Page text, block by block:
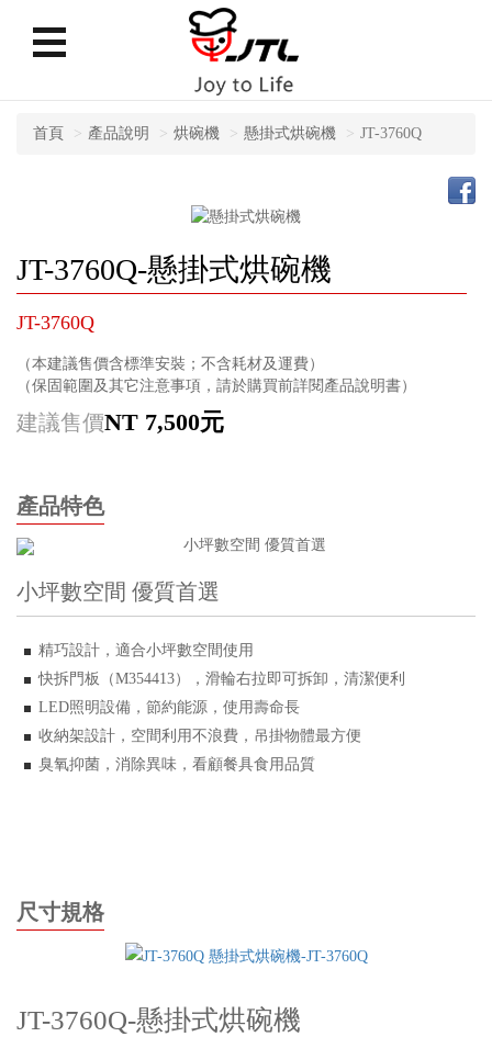
首頁 產品說明 烘碗機 懸掛式烘碗機 JT-3760Q
JT-3760Q-懸掛式烘碗機
JT-3760Q
（本建議售價含標準安裝；不含耗材及運費）
（保固範圍及其它注意事項，請於購買前詳閱產品說明書）
建議售價NT 7,500元
產品特色
小坪數空間 優質首選
精巧設計，適合小坪數空間使用
快拆門板（M354413），滑輪右拉即可拆卸，清潔便利
LED照明設備，節約能源，使用壽命長
收納架設計，空間利用不浪費，吊掛物體最方便
臭氧抑菌，消除異味，看顧餐具食用品質
尺寸規格
JT-3760Q-懸掛式烘碗機